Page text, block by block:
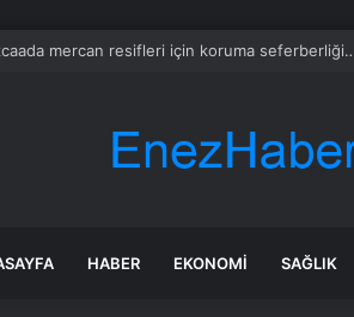
Maltepe’de ilaçlama çalışmaları sürüyor
HABER EKONOMI SAĞLIK